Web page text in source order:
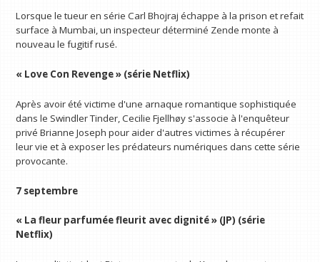
Lorsque le tueur en série Carl Bhojraj échappe à la prison et refait
surface à Mumbai, un inspecteur déterminé Zende monte à
nouveau le fugitif rusé.
« Love Con Revenge » (série Netflix)
Après avoir été victime d'une arnaque romantique sophistiquée
dans le Swindler Tinder, Cecilie Fjellhøy s'associe à l'enquêteur
privé Brianne Joseph pour aider d'autres victimes à récupérer
leur vie et à exposer les prédateurs numériques dans cette série
provocante.
7 septembre
« La fleur parfumée fleurit avec dignité » (JP) (série
Netflix)